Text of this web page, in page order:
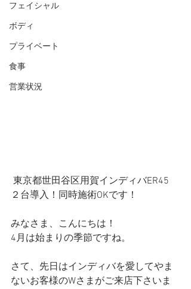
フェイシャル
ボディ
プライベート
食事
営業状況
２台導入！同時施術OKです！
みなさま、こんにちは！
4月は始まりの季節ですね。
さて、先日はインディバを愛してやま
ないお客様のWさまがご来店下さいま